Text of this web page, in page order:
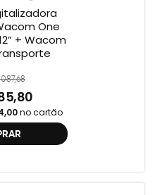
One
+ Wacom
no cartão